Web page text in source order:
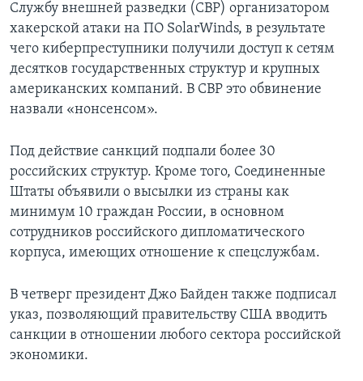
Службу внешней разведки (СВР) организатором
хакерской атаки на ПО SolarWinds, в результате
чего киберпреступники получили доступ к сетям
десятков государственных структур и крупных
американских компаний. В СВР это обвинение
назвали «нонсенсом».
Под действие санкций подпали более 30
российских структур. Кроме того, Соединенные
Штаты объявили о высылки из страны как
минимум 10 граждан России, в основном
сотрудников российского дипломатического
корпуса, имеющих отношение к спецслужбам.
В четверг президент Джо Байден также подписал
указ, позволяющий правительству США вводить
санкции в отношении любого сектора российской
экономики.